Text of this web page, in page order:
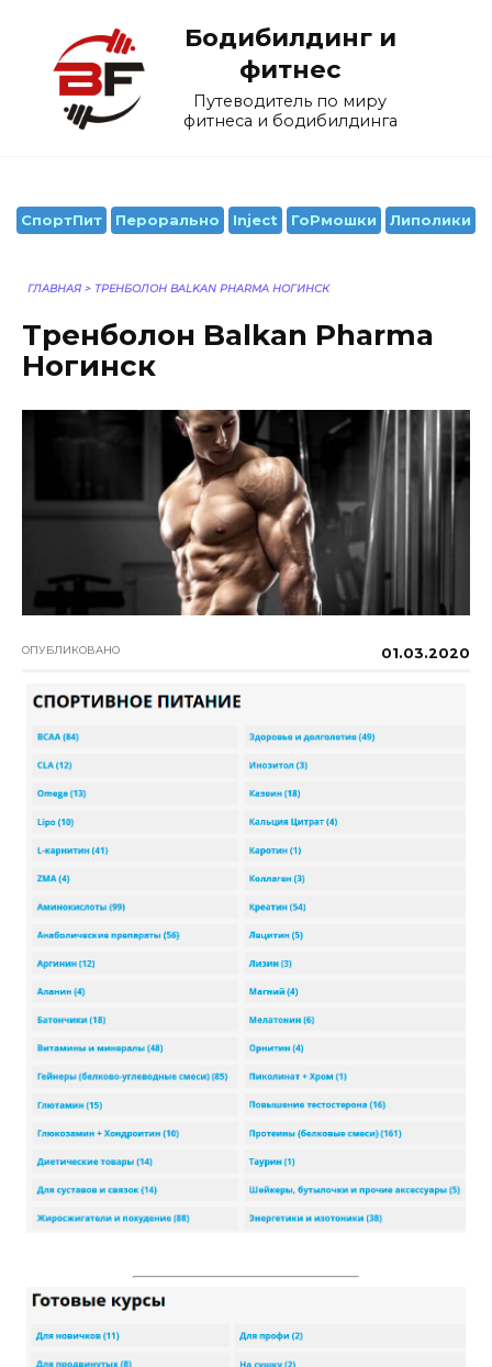
содержанию
Бодибилдинг и
фитнес
Путеводитель по миру
фитнеса и бодибилдинга
СпортПит Перорально Inject ГоРмошки Липолики
ГЛАВНАЯ > ТРЕНБОЛОН BALKAN PHARMA НОГИНСК
Тренболон Balkan Pharma
Ногинск
ОПУБЛИКОВАНО 01.03.2020